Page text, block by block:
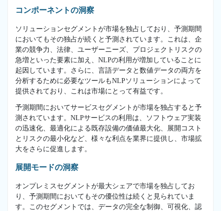
コンポーネントの洞察
ソリューションセグメントが市場を独占しており、予測期間
においてもその独占が続くと予測されています。これは、企
業の競争力、法律、ユーザーニーズ、プロジェクトリスクの
急増といった要素に加え、NLPの利用が増加していることに
起因しています。さらに、言語データと数値データの両方を
分析するために必要なツールもNLPソリューションによって
提供されており、これは市場にとって有益です。
予測期間においてサービスセグメントが市場を独占すると予
測されています。NLPサービスの利用は、ソフトウェア実装
の迅速化、最適化による既存設備の価値最大化、展開コスト
とリスクの最小化など、様々な利点を業界に提供し、市場拡
大をさらに促進します。
展開モードの洞察
オンプレミスセグメントが最大シェアで市場を独占してお
り、予測期間においてもその優位性は続くと見られていま
す。このセグメントでは、データの完全な制御、可視化、認